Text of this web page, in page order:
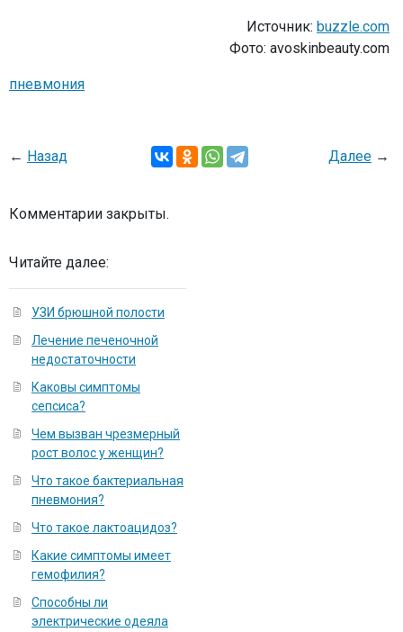
Источник: buzzle.com
Фото: avoskinbeauty.com
пневмония
← Назад Далее →
Комментарии закрыты.
Читайте далее:
УЗИ брюшной полости
Лечение печеночной
недостаточности
Каковы симптомы
сепсиса?
Чем вызван чрезмерный
рост волос у женщин?
Что такое бактериальная
пневмония?
Что такое лактоацидоз?
Какие симптомы имеет
гемофилия?
Способны ли
электрические одеяла